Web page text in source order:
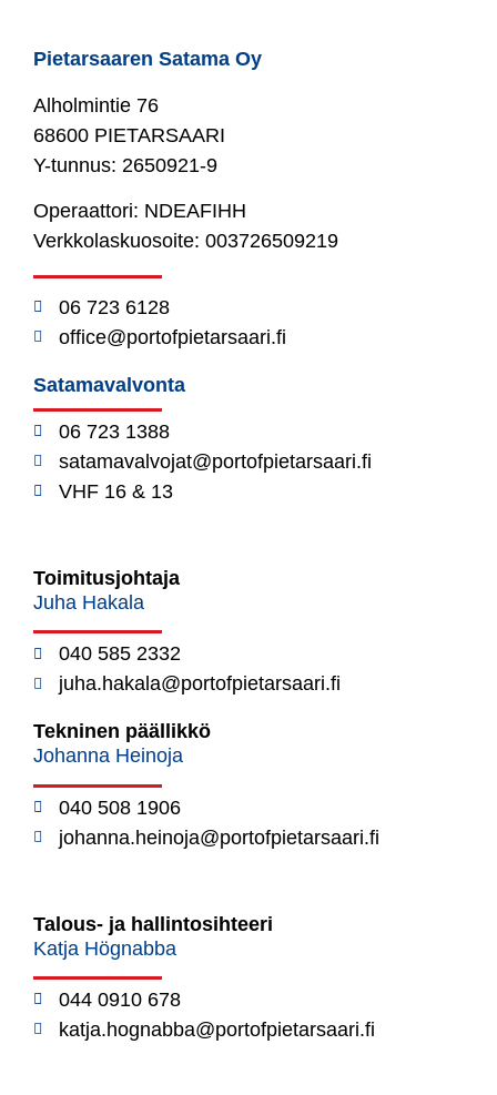
Pietarsaaren Satama Oy
Alholmintie 76
68600 PIETARSAARI
Y-tunnus: 2650921-9
Operaattori: NDEAFIHH
Verkkolaskuosoite: 003726509219
06 723 6128
office@portofpietarsaari.fi
Satamavalvonta
06 723 1388
satamavalvojat@portofpietarsaari.fi
VHF 16 & 13
Toimitusjohtaja
Juha Hakala
040 585 2332
juha.hakala@portofpietarsaari.fi
Tekninen päällikkö
Johanna Heinoja
040 508 1906
johanna.heinoja@portofpietarsaari.fi
Talous- ja hallintosihteeri
Katja Högnabba
044 0910 678
katja.hognabba@portofpietarsaari.fi